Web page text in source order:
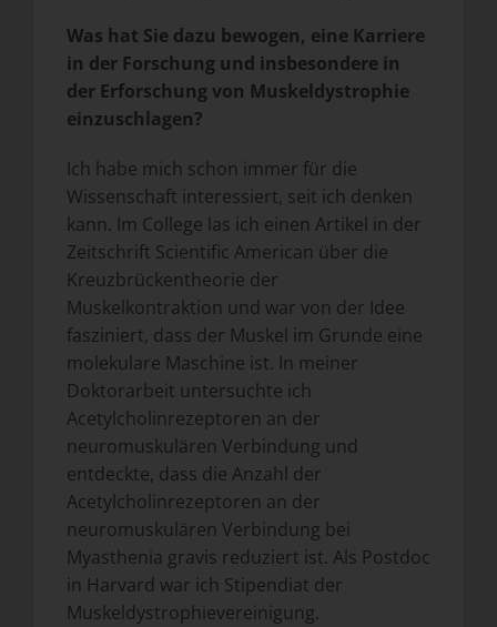
Was hat Sie dazu bewogen, eine Karriere
in der Forschung und insbesondere in
der Erforschung von Muskeldystrophie
einzuschlagen?
Ich habe mich schon immer für die
Wissenschaft interessiert, seit ich denken
kann. Im College las ich einen Artikel in der
Zeitschrift Scientific American über die
Kreuzbrückentheorie der
Muskelkontraktion und war von der Idee
fasziniert, dass der Muskel im Grunde eine
molekulare Maschine ist. In meiner
Doktorarbeit untersuchte ich
Acetylcholinrezeptoren an der
neuromuskulären Verbindung und
entdeckte, dass die Anzahl der
Acetylcholinrezeptoren an der
neuromuskulären Verbindung bei
Myasthenia gravis reduziert ist. Als Postdoc
in Harvard war ich Stipendiat der
Muskeldystrophievereinigung.